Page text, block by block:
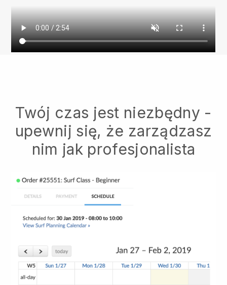
Twój czas jest niezbędny -
upewnij się, że zarządzasz
nim jak profesjonalista